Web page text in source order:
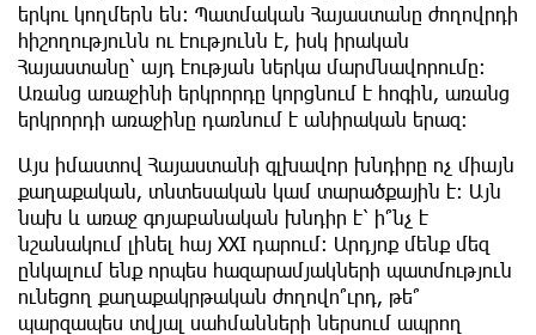
երկու կողմերն են։ Պատմական Հայաստանը ժողովրդի
հիշողությունն ու էությունն է, իսկ իրական
Հայաստանը՝ այդ էության ներկա մարմնավորումը։
Առանց առաջինի երկրորդը կորցնում է հոգին, առանց
երկրորդի առաջինը դառնում է անիրական երազ։
Այս իմաստով Հայաստանի գլխավոր խնդիրը ոչ միայն
քաղաքական, տնտեսական կամ տարածքային է։ Այն
նախ և առաջ գոյաբանական խնդիր է՝ ի՞նչ է
նշանակում լինել հայ XXI դարում։ Արդյոք մենք մեզ
ընկալում ենք որպես հազարամյակների պատմություն
ունեցող քաղաքակրթական ժողովո՞ւրդ, թե՞
պարզապես տվյալ սահմանների ներսում ապրող